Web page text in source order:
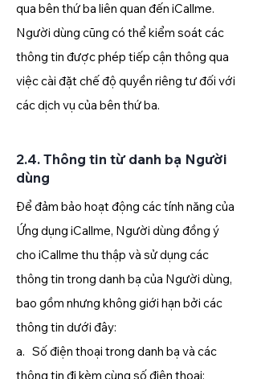
qua bên thứ ba liên quan đến iCallme.
Người dùng cũng có thể kiểm soát các
thông tin được phép tiếp cận thông qua
việc cài đặt chế độ quyền riêng tư đối với
các dịch vụ của bên thứ ba.
2.4. Thông tin từ danh bạ Người
dùng
Để đảm bảo hoạt động các tính năng của
Ứng dụng iCallme, Người dùng đồng ý
cho iCallme thu thập và sử dụng các
thông tin trong danh bạ của Người dùng,
bao gồm nhưng không giới hạn bởi các
thông tin dưới đây:
a. Số điện thoại trong danh bạ và các
thông tin đi kèm cùng số điện thoại;